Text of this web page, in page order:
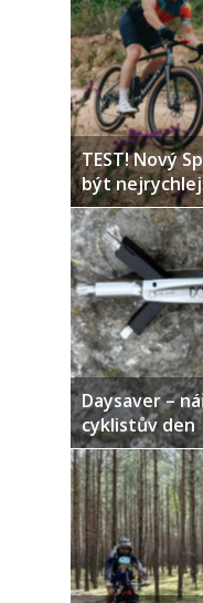
TEST! Nový
být
Daysaver –
cyklistův den